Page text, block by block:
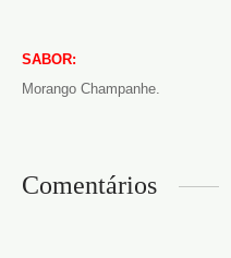
SABOR:
Morango Champanhe.
Comentários